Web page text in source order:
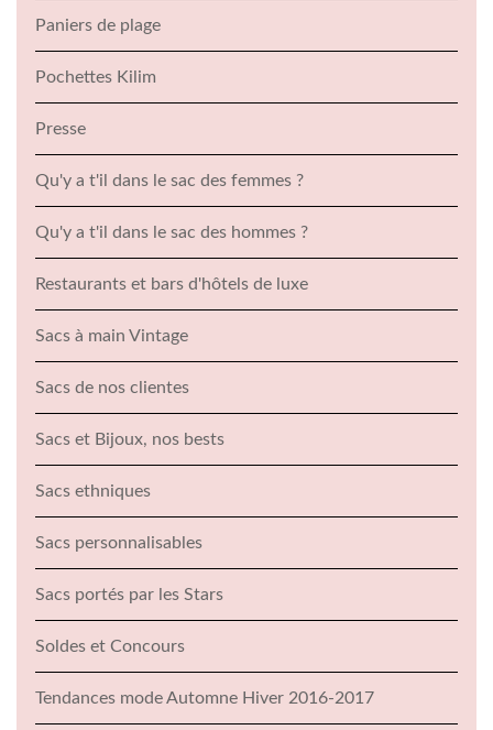
Paniers de plage
Pochettes Kilim
Presse
Qu'y a t'il dans le sac des femmes ?
Qu'y a t'il dans le sac des hommes ?
Restaurants et bars d'hôtels de luxe
Sacs à main Vintage
Sacs de nos clientes
Sacs et Bijoux, nos bests
Sacs ethniques
Sacs personnalisables
Sacs portés par les Stars
Soldes et Concours
Tendances mode Automne Hiver 2016-2017